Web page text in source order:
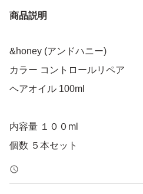
商品説明
&honey (アンドハニー)
カラー コントロールリペア
ヘアオイル 100ml
内容量 １００ml
個数 ５本セット